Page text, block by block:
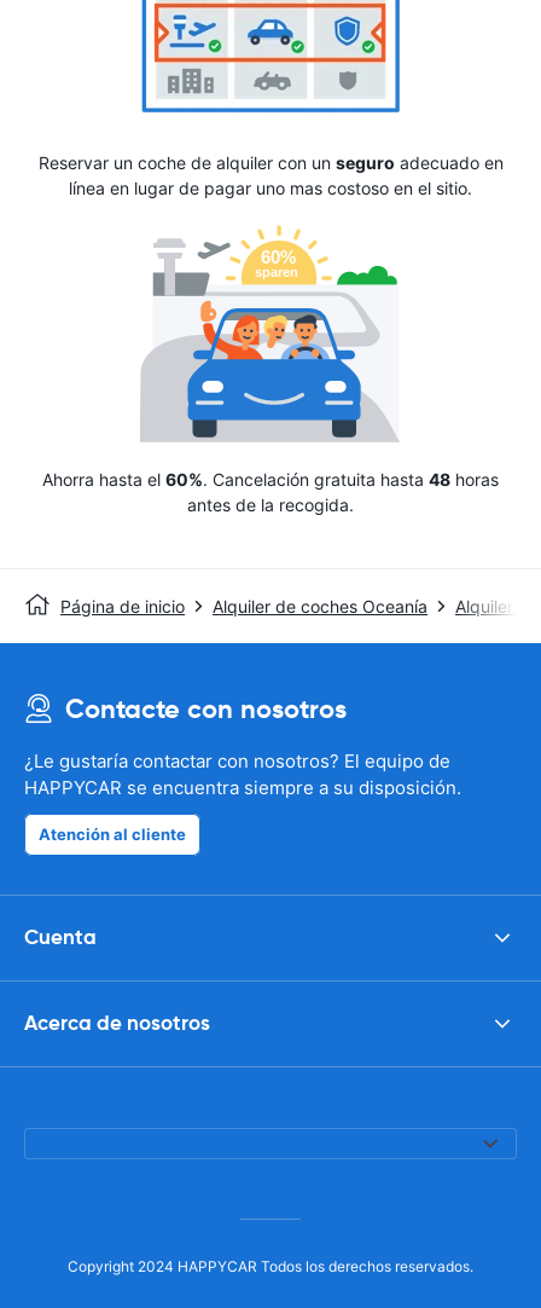
Reservar un coche de alquiler con un seguro adecuado en
línea en lugar de pagar uno mas costoso en el sitio.
Ahorra hasta el 60%. Cancelación gratuita hasta 48 horas
antes de la recogida.
Página de inicio Alquiler de coches Oceanía Alquiler
Contacte con nosotros
¿Le gustaría contactar con nosotros? El equipo de
HAPPYCAR se encuentra siempre a su disposición.
Atención al cliente
Cuenta
Acerca de nosotros
Copyright 2024 HAPPYCAR Todos los derechos reservados.